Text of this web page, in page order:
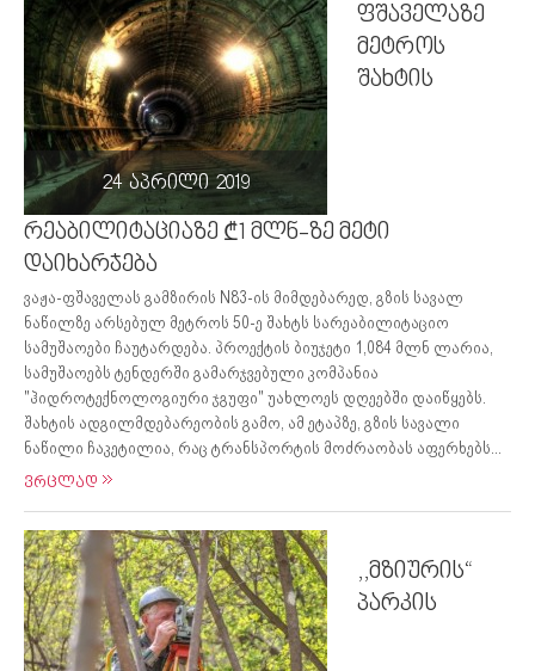
24 აპრილი 2019
ფშაველაზე
მეტროს
შახტის
რეაბილიტაციაზე ₾1 მლნ-ზე მეტი
დაიხარჯება
ვაჟა-ფშაველას გამზირის N83-ის მიმდებარედ, გზის სავალ
ნაწილზე არსებულ მეტროს 50-ე შახტს სარეაბილიტაციო
სამუშაოები ჩაუტარდება. პროექტის ბიუჯეტი 1,084 მლნ ლარია,
სამუშაოებს ტენდერში გამარჯვებული კომპანია
"ჰიდროტექნოლოგიური ჯგუფი" უახლოეს დღეებში დაიწყებს.
შახტის ადგილმდებარეობის გამო, ამ ეტაპზე, გზის სავალი
ნაწილი ჩაკეტილია, რაც ტრანსპორტის მოძრაობას აფერხებს...
ვრცლად
,,მზიურის“
პარკის